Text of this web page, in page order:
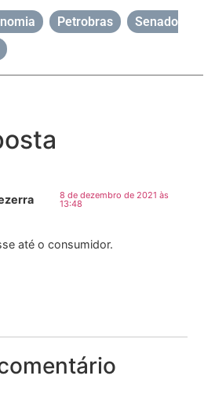
Petrobras
Senado
8 de dezembro de 2021 às
13:48
até o consumidor.